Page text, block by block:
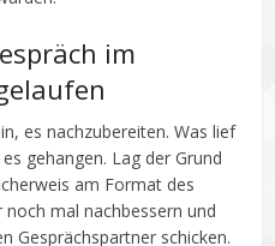
im
es nachzubereiten. Was lief
gehangen. Lag der Grund
am Format des
mal nachbessern und
Gesprächspartner schicken.